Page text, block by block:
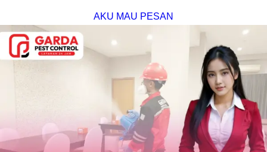
AKU MAU PESAN